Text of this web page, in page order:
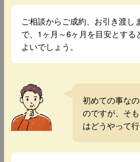
ご相談からご成約、お引き渡し
で、1ヶ月～6ヶ月を目安とする
よいでしょう。
初めての事な
のですが、そ
はどうやって